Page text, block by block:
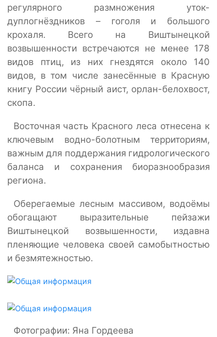
регулярного размножения уток-
дуплогнёздников – гоголя и большого
крохаля. Всего на Виштынецкой
возвышенности встречаются не менее 178
видов птиц, из них гнездятся около 140
видов, в том числе занесённые в Красную
книгу России чёрный аист, орлан-белохвост,
скопа.
Восточная часть Красного леса отнесена к
ключевым водно-болотным территориям,
важным для поддержания гидрологического
баланса и сохранения биоразнообразия
региона.
Оберегаемые лесным массивом, водоёмы
обогащают выразительные пейзажи
Виштынецкой возвышенности, издавна
пленяющие человека своей самобытностью
и безмятежностью.
Фотографии: Яна Гордеева